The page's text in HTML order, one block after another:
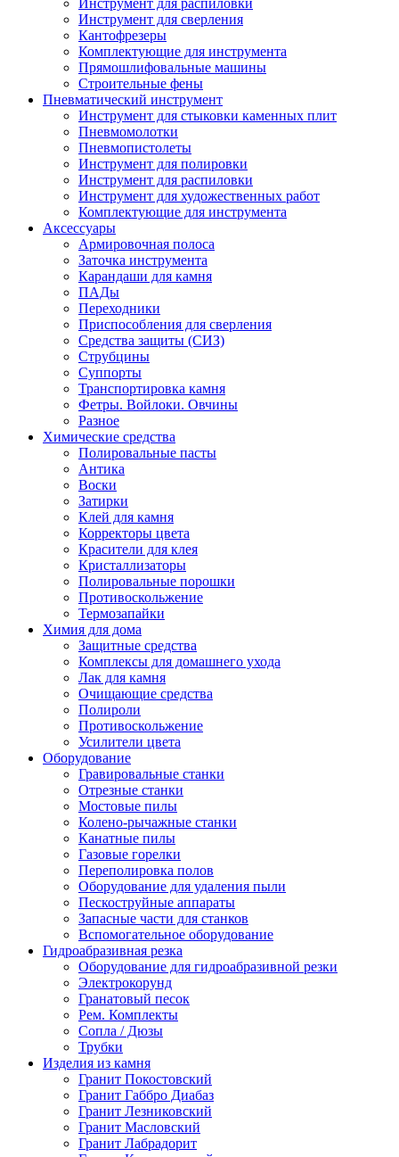
Инструмент для распиловки
Инструмент для сверления
Кантофрезеры
Комплектующие для инструмента
Прямошлифовальные машины
Строительные фены
Пневматический инструмент
Инструмент для стыковки каменных плит
Пневмомолотки
Пневмопистолеты
Инструмент для полировки
Инструмент для распиловки
Инструмент для художественных работ
Комплектующие для инструмента
Аксессуары
Армировочная полоса
Заточка инструмента
Карандаши для камня
ПАДы
Переходники
Приспособления для сверления
Средства защиты (СИЗ)
Струбцины
Суппорты
Транспортировка камня
Фетры. Войлоки. Овчины
Разное
Химические средства
Полировальные пасты
Антика
Воски
Затирки
Клей для камня
Корректоры цвета
Красители для клея
Кристаллизаторы
Полировальные порошки
Противоскольжение
Термозапайки
Химия для дома
Защитные средства
Комплексы для домашнего ухода
Лак для камня
Очищающие средства
Полироли
Противоскольжение
Усилители цвета
Оборудование
Гравировальные станки
Отрезные станки
Мостовые пилы
Колено-рычажные станки
Канатные пилы
Газовые горелки
Переполировка полов
Оборудование для удаления пыли
Пескоструйные аппараты
Запасные части для станков
Вспомогательное оборудование
Гидроабразивная резка
Оборудование для гидроабразивной резки
Электрокорунд
Гранатовый песок
Рем. Комплекты
Сопла / Дюзы
Трубки
Изделия из камня
Гранит Покостовский
Гранит Габбро Диабаз
Гранит Лезниковский
Гранит Масловский
Гранит Лабрадорит